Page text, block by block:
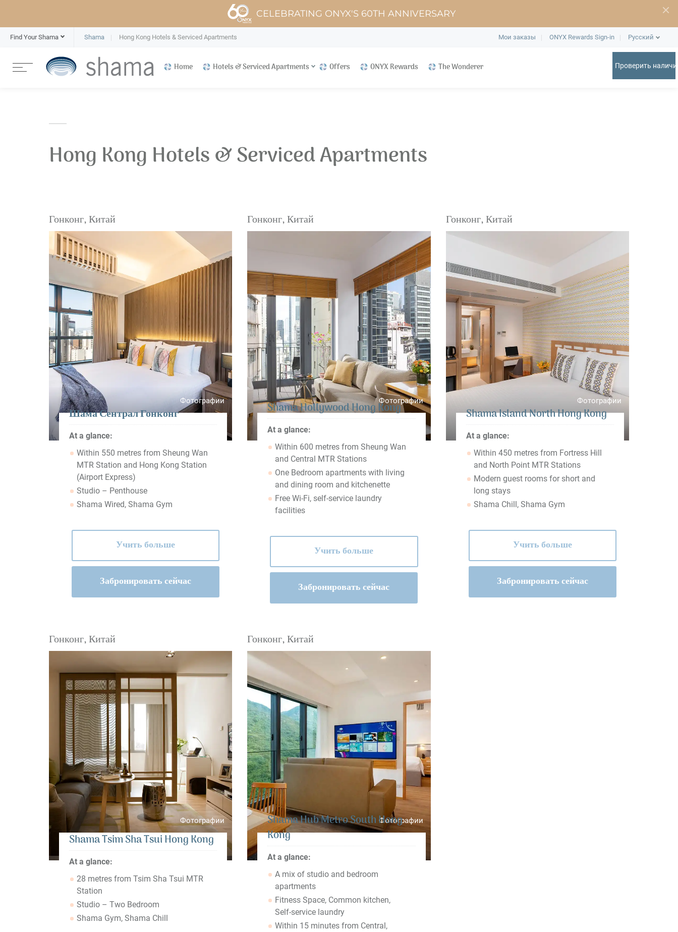
CELEBRATING ONYX'S 60TH ANNIVERSARY
Find Your Shama Shama Hong Kong Hotels & Serviced Apartments Мои заказы ONYX Rewards Sign-in Русский
Home Hotels & Serviced Apartments Offers ONYX Rewards The Wonderer Проверить
Hong Kong Hotels & Serviced Apartments
Гонконг, Китай
Фотографии
Шама Сентрал Гонконг
At a glance:
Within 550 metres from Sheung Wan
MTR Station and Hong Kong Station
(Airport Express)
Studio – Penthouse
Shama Wired, Shama Gym
Учить больше
Забронировать сейчас
Гонконг, Китай
Фотографии
Shama Hollywood Hong Kong
At a glance:
Within 600 metres from Sheung Wan
and Central MTR Stations
One Bedroom apartments with living
and dining room and kitchenette
Free Wi-Fi, self-service laundry
facilities
Учить больше
Забронировать сейчас
Гонконг, Китай
Фотографии
Shama Island North Hong Kong
At a glance:
Within 450 metres from Fortress Hill
and North Point MTR Stations
Modern guest rooms for short and
long stays
Shama Chill, Shama Gym
Учить больше
Забронировать сейчас
Гонконг, Китай
Фотографии
Shama Tsim Sha Tsui Hong Kong
At a glance:
28 metres from Tsim Sha Tsui MTR
Station
Studio – Two Bedroom
Shama Gym, Shama Chill
Гонконг, Китай
Фотографии
Shama Hub Metro South Hong
Kong
At a glance:
A mix of studio and bedroom
apartments
Fitness Space, Common kitchen,
Self-service laundry
Within 15 minutes from Central,